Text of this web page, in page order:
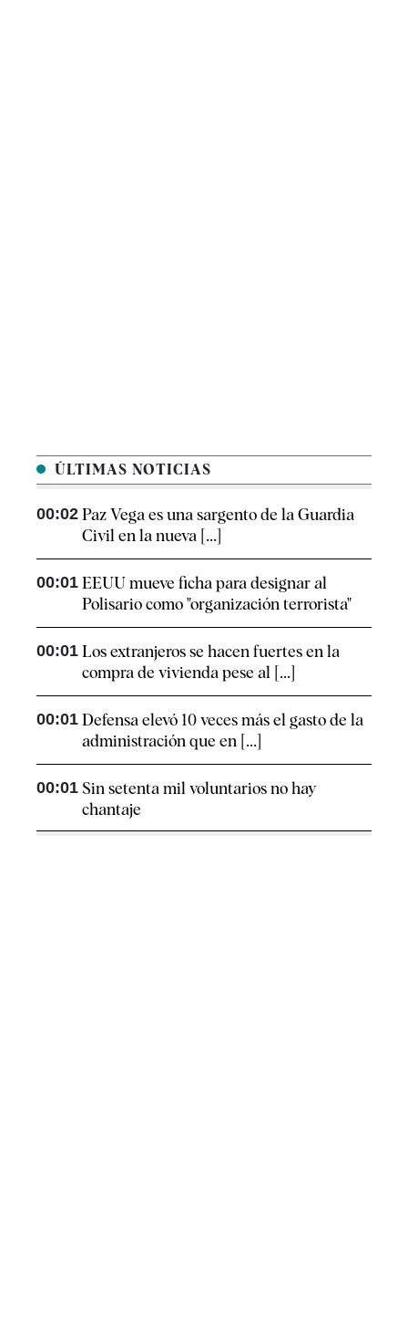
ÚLTIMAS NOTICIAS
00:02 Paz Vega es una sargento de la Guardia
Civil en la nueva [...]
00:01 EEUU mueve ficha para designar al
Polisario como "organización terrorista"
00:01 Los extranjeros se hacen fuertes en la
compra de vivienda pese al [...]
00:01 Defensa elevó 10 veces más el gasto de la
administración que en [...]
00:01 Sin setenta mil voluntarios no hay
chantaje